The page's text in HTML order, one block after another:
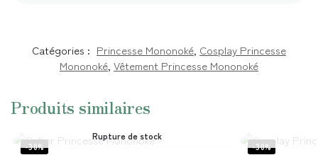
Catégories : Princesse Mononoké, Cosplay Princesse
Mononoké, Vêtement Princesse Mononoké
Produits similaires
-30%
Rupture de stock
-30%